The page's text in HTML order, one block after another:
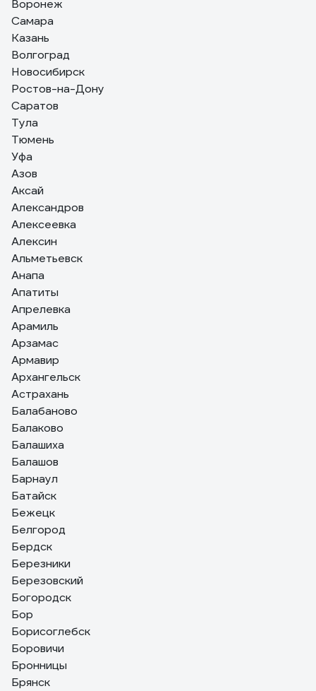
Воронеж
Самара
Казань
Волгоград
Новосибирск
Ростов-на-Дону
Саратов
Тула
Тюмень
Уфа
Азов
Аксай
Александров
Алексеевка
Алексин
Альметьевск
Анапа
Апатиты
Апрелевка
Арамиль
Арзамас
Армавир
Архангельск
Астрахань
Балабаново
Балаково
Балашиха
Балашов
Барнаул
Батайск
Бежецк
Белгород
Бердск
Березники
Березовский
Богородск
Бор
Борисоглебск
Боровичи
Бронницы
Брянск